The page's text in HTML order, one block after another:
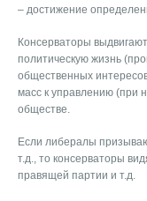
– достижение
Консерваторы
политическую жизнь
общественных
масс к управлению (при
обществе.
Если либералы
т.д., то консерваторы
правящей партии и т.д.